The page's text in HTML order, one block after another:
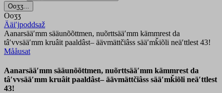
Ooʒʒ...
Ooʒʒ
Ääiʹjpoddsaž
Aanarsääʹmm sääunõõttmen, nuõrttsääʹmm kämmrest da
tâʹvvsääʹmm kruâit paaldâst– äävmättčiâss sääʹmǩiõli neäʹttlest 43!
Mååusat
Aanarsääʹmm sääunõõttmen, nuõrttsääʹmm kämmrest da
tâʹvvsääʹmm kruâit paaldâst– äävmättčiâss sääʹmǩiõli neäʹttlest
43!